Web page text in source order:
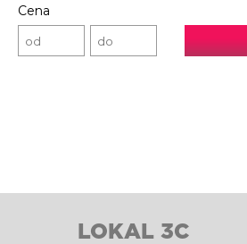
Cena
LOKAL 3C